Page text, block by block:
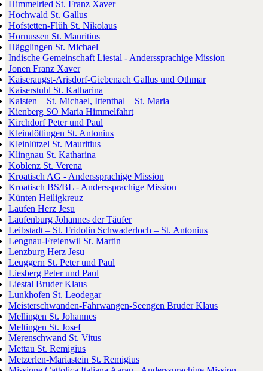
Himmelried St. Franz Xaver
Hochwald St. Gallus
Hofstetten-Flüh St. Nikolaus
Hornussen St. Mauritius
Hägglingen St. Michael
Indische Gemeinschaft Liestal - Anderssprachige Mission
Jonen Franz Xaver
Kaiseraugst-Arisdorf-Giebenach Gallus und Othmar
Kaiserstuhl St. Katharina
Kaisten – St. Michael, Ittenthal – St. Maria
Kienberg SO Maria Himmelfahrt
Kirchdorf Peter und Paul
Kleindöttingen St. Antonius
Kleinlützel St. Mauritius
Klingnau St. Katharina
Koblenz St. Verena
Kroatisch AG - Anderssprachige Mission
Kroatisch BS/BL - Anderssprachige Mission
Künten Heiligkreuz
Laufen Herz Jesu
Laufenburg Johannes der Täufer
Leibstadt – St. Fridolin Schwaderloch – St. Antonius
Lengnau-Freienwil St. Martin
Lenzburg Herz Jesu
Leuggern St. Peter und Paul
Liesberg Peter und Paul
Liestal Bruder Klaus
Lunkhofen St. Leodegar
Meisterschwanden-Fahrwangen-Seengen Bruder Klaus
Mellingen St. Johannes
Meltingen St. Josef
Merenschwand St. Vitus
Mettau St. Remigius
Metzerlen-Mariastein St. Remigius